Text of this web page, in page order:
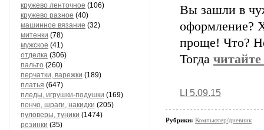
кружево ленточное (106)
кружево разное (40)
машинное вязание (32)
митенки (78)
мужское (41)
отделка (306)
пальто (260)
перчатки, варежки (189)
платья (647)
пледы, игрушки-подушки (169)
пончо, шраги, накидки (205)
пуловеры, туники (1474)
резинки (35)
Вы зашли в
оформление?
проще! Что?
Тогда читайте
LI 5.09.15
Рубрики: Компьютер/дневник